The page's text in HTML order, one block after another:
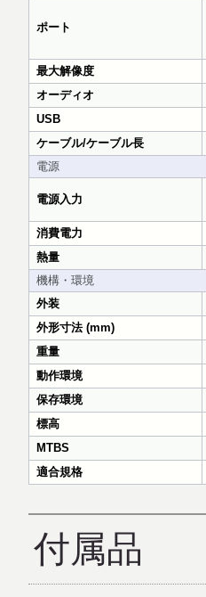
ポート
最大解像度
オーディオ
USB
ケーブル/ケーブル長
電源
電源入力
消費電力
熱量
機構・環境
外装
外形寸法 (mm)
重量
動作環境
保存環境
標高
MTBS
適合規格
付属品